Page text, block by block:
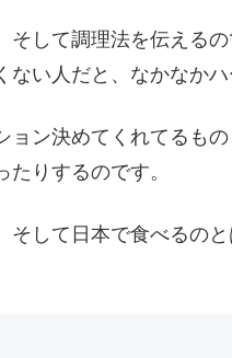
して調理法を伝える
ない人だと、なかなか
ョン決めてくれてるも
りするのです。
そして日本で食べるの